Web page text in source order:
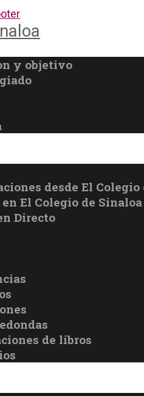
y objetivo
desde El
El Colegio de Sinaloa
Directo
de libros